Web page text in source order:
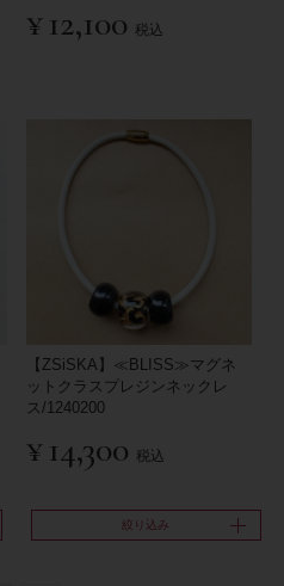
¥ 12,100 税込
【ZSiSKA】≪BLISS≫マグネ
ットクラスプレジンネックレ
ス/1240200
¥ 14,300 税込
絞り込み